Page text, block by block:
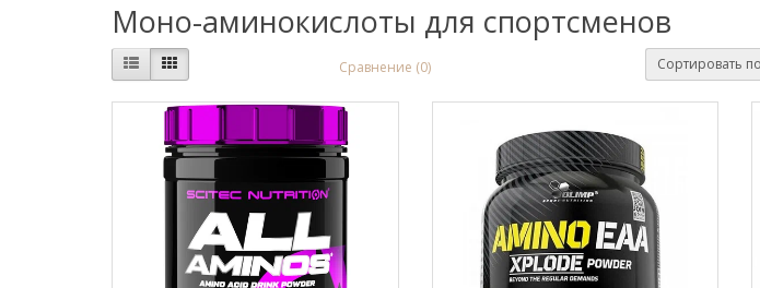
Моно-аминокислоты для спортсменов
Сравнение (0) Сортировать по